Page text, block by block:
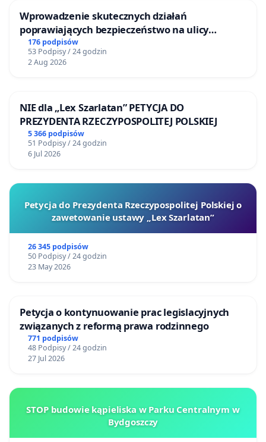
Wprowadzenie skutecznych działań
poprawiających bezpieczeństwo na ulicy
Żeromskiego w Otwocku
176 podpisów
53 Podpisy / 24 godzin
2 Aug 2026
NIE dla „Lex Szarlatan” PETYCJA DO
PREZYDENTA RZECZYPOSPOLITEJ POLSKIEJ
5 366 podpisów
51 Podpisy / 24 godzin
6 Jul 2026
Petycja do Prezydenta Rzeczypospolitej Polskiej o
zawetowanie ustawy „Lex Szarlatan”
26 345 podpisów
50 Podpisy / 24 godzin
23 May 2026
Petycja o kontynuowanie prac legislacyjnych
związanych z reformą prawa rodzinnego
771 podpisów
48 Podpisy / 24 godzin
27 Jul 2026
STOP budowie kąpieliska w Parku Centralnym w
Bydgoszczy